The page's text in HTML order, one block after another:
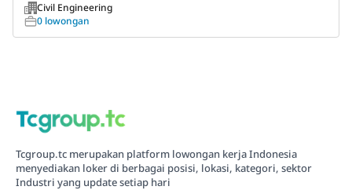
Civil Engineering
0 lowongan
Tcgroup.tc merupakan platform lowongan kerja Indonesia
menyediakan loker di berbagai posisi, lokasi, kategori, sektor
Industri yang update setiap hari